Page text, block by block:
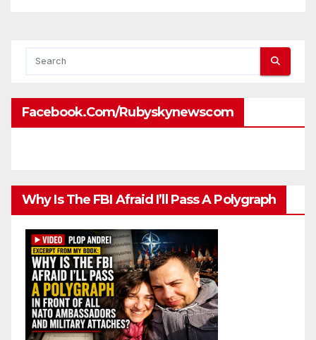
Facebook.com/rubyskynewscom
Why Is The FBI Afraid I’ll Pass A Polygraph